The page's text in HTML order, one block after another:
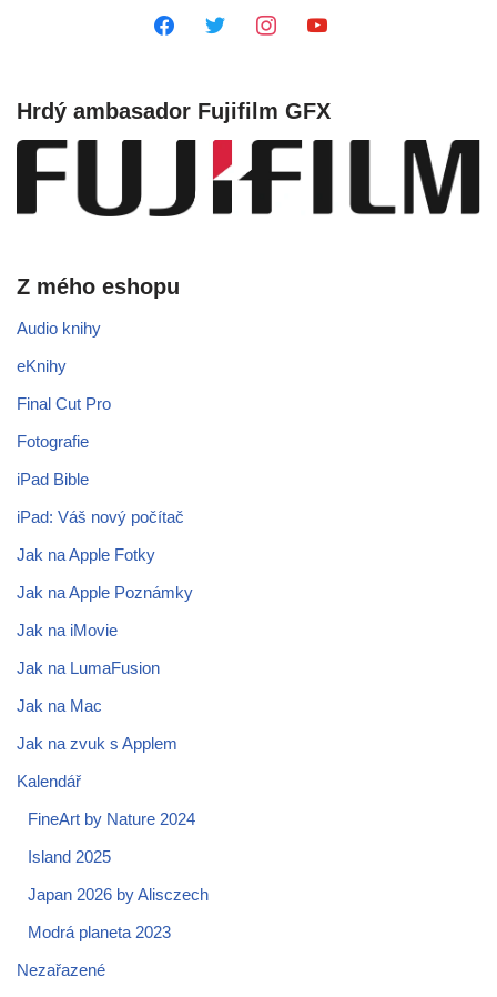
Hrdý ambasador Fujifilm GFX
Z mého eshopu
Audio knihy
eKnihy
Final Cut Pro
Fotografie
iPad Bible
iPad: Váš nový počítač
Jak na Apple Fotky
Jak na Apple Poznámky
Jak na iMovie
Jak na LumaFusion
Jak na Mac
Jak na zvuk s Applem
Kalendář
FineArt by Nature 2024
Island 2025
Japan 2026 by Alisczech
Modrá planeta 2023
Nezařazené